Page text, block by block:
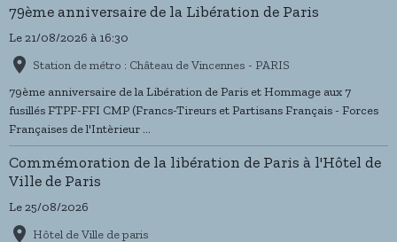
immersion poignante dans le quotidien des soldats de l’époque.
S’en est suivi un survol en
Ce moment fort en émotions souligne avec intensité le courage de
celles et ceux qui ont combattu pour la liberté.
Déjà, la présence nombreuse de passionnés en tenues d’époque et
de véhicules militaires historiques laisse entrevoir des cérémonies
de grande ampleur, riches en souvenirs et en émotions.
Album photos
79ème anniversaire de la Libération de Paris
Le 21/08/2026 à 16:30
Station de métro : Château de Vincennes - PARIS
79ème anniversaire de la Libération de Paris et Hommage aux 7
fusillés FTPF-FFI CMP (Francs-Tireurs et Partisans Français - Forces
Françaises de l'Intèrieur ...
Commémoration de la libération de Paris à l'Hôtel de
Ville de Paris
Le 25/08/2026
Hôtel de Ville de paris